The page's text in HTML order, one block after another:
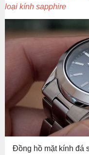
loại kính sapphire
Đồng hồ mặt kính đá